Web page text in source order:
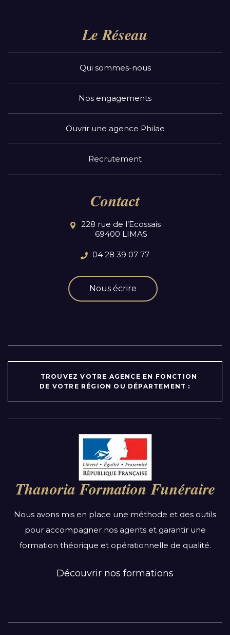
Le Réseau
Qui sommes-nous
Nos engagements
Ouvrir une agence Philae
Recrutement
Contact
228 rue de l’Ecossais
69400 LIMAS
04 28 39 07 77
Nous écrire
TROUVEZ VOTRE AGENCE EN FONCTION
DE VOTRE RÉGION OU DÉPARTEMENT :
Auvergne-Rhône-Alpes
Bourgogne-Franche-Comté
Bretagne
Centre-Val de Loire
Grand Est
Hauts-de-France
Normandie
Thanoria Formation Funéraire
Nous avons mis en place une méthode et des outils
pour accompagner nos agents et garantir une
formation théorique et opérationnelle de qualité.
Découvrir nos formations